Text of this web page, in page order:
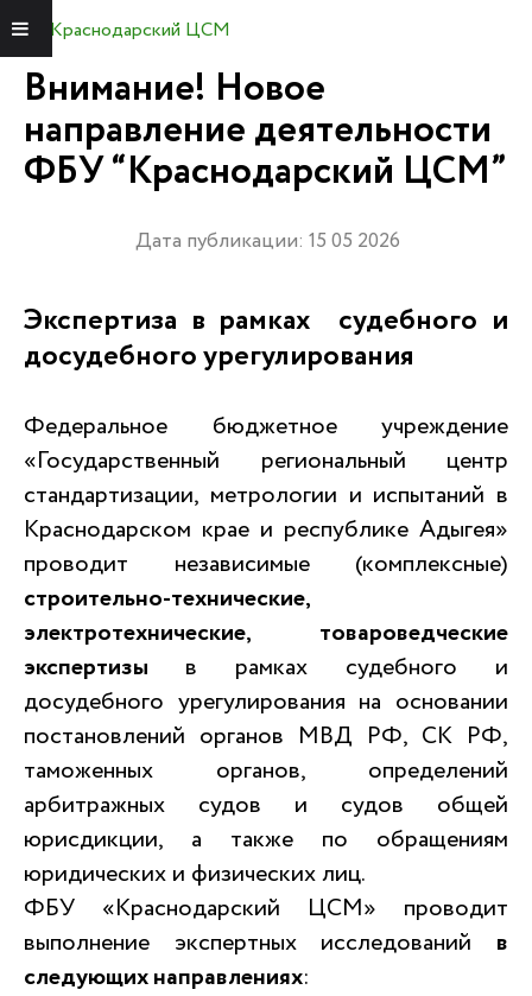
Внимание! Новое
направление деятельности
ФБУ “Краснодарский ЦСМ”
Дата публикации: 15 05 2026
Экспертиза в рамках судебного и
досудебного урегулирования
Федеральное бюджетное учреждение
«Государственный региональный центр
стандартизации, метрологии и испытаний в
Краснодарском крае и республике Адыгея»
проводит независимые (комплексные)
строительно-технические,
электротехнические, товароведческие
экспертизы в рамках судебного и
досудебного урегулирования на основании
постановлений органов МВД РФ, СК РФ,
таможенных органов, определений
арбитражных судов и судов общей
юрисдикции, а также по обращениям
юридических и физических лиц.
ФБУ «Краснодарский ЦСМ» проводит
выполнение экспертных исследований в
следующих направлениях:
Краснодарский ЦСМ